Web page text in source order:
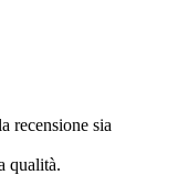
recensione sia
qualità.